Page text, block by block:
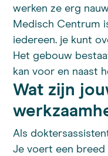
werken ze erg
Medisch Centrum
iedereen. je kunt
Het gebouw
kan voor en naast
Wat zijn
Als
Je voert een breed